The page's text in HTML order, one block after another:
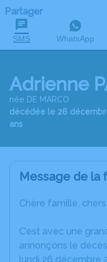
Partager
SMS WhatsApp
Adrienne
née DE MARCO
décédée le 26
ans
Message de la
Chère famille, chers
C’est avec une
annonçons le
lundi 26 décembre